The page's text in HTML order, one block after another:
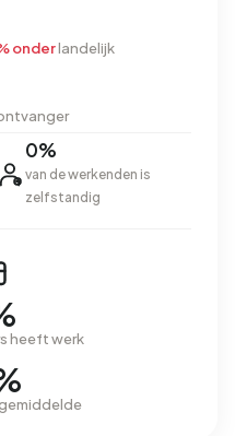
onderlandelijk
0%
van de werkenden is
zelfstandig
heeft werk